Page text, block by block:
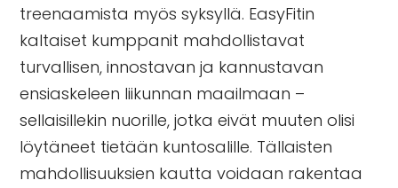
treenaamista myös syksyllä. EasyFitin
kaltaiset kumppanit mahdollistavat
turvallisen, innostavan ja kannustavan
ensiaskeleen liikunnan maailmaan –
sellaisillekin nuorille, jotka eivät muuten olisi
löytäneet tietään kuntosalille. Tällaisten
mahdollisuuksien kautta voidaan rakentaa